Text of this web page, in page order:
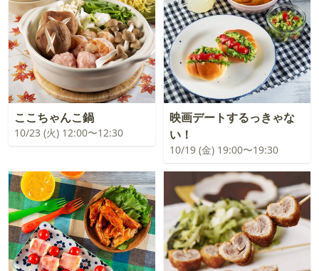
ここちゃんこ鍋
10/23 (火) 12:00〜12:30
映画デートするっきゃな
い！
10/19 (金) 19:00〜19:30